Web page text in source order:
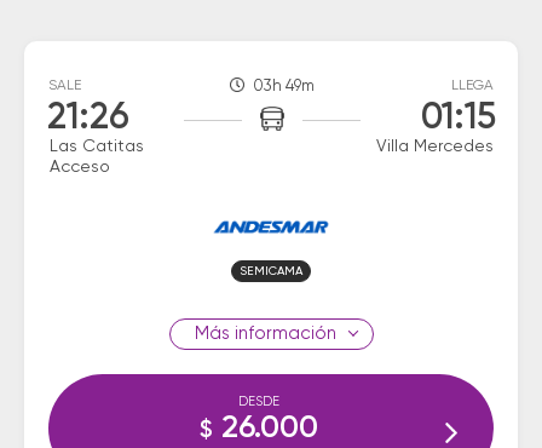
SALE
21:26
Las Catitas
Acceso
03h 49m LLEGA
01:15
Villa Mercedes
SEMICAMA
información
DESDE
$ 26.000